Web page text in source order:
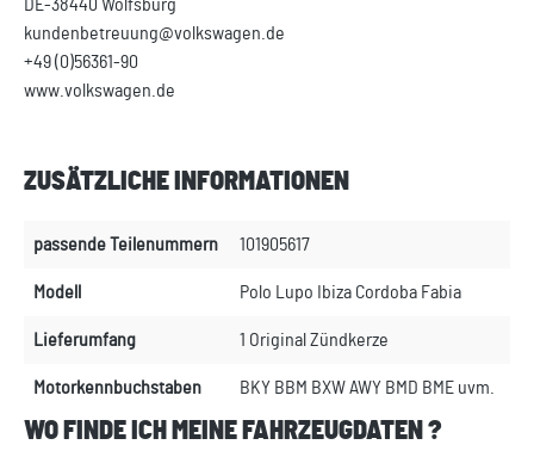
DE-38440 Wolfsburg
kundenbetreuung@volkswagen.de
+49 (0)56361-90
www.volkswagen.de
ZUSÄTZLICHE INFORMATIONEN
passende Teilenummern 101905617
Modell Polo Lupo Ibiza Cordoba Fabia
Lieferumfang 1 Original Zündkerze
Motorkennbuchstaben BKY BBM BXW AWY BMD BME uvm.
WO FINDE ICH MEINE FAHRZEUGDATEN ?